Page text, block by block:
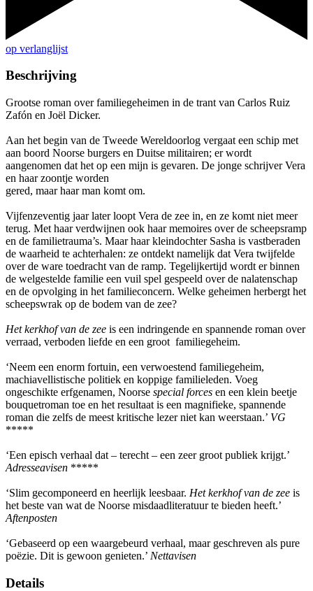
op verlanglijst
Beschrijving
Grootse roman over familiegeheimen in de trant van Carlos Ruiz
Zafón en Joël Dicker.
Aan het begin van de Tweede Wereldoorlog vergaat een schip met
aan boord Noorse burgers en Duitse militairen; er wordt
aangenomen dat het op een mijn is gevaren. De jonge schrijver Vera
en haar zoontje worden
gered, maar haar man komt om.
Vijfenzeventig jaar later loopt Vera de zee in, en ze komt niet meer
terug. Met haar verdwijnen ook haar memoires over de scheepsramp
en de familietrauma’s. Maar haar kleindochter Sasha is vastberaden
de waarheid te achterhalen: ze ontdekt namelijk dat Vera twijfelde
over de ware toedracht van de ramp. Tegelijkertijd wordt er binnen
de welgestelde familie een vuil spel gespeeld over de nalatenschap
en de opvolging in het familieconcern. Welke geheimen herbergt het
scheepswrak op de bodem van de zee?
Het kerkhof van de zee is een indringende en spannende roman over
verraad, verboden liefde en een groot familiegeheim.
‘Neem een enorm fortuin, een verwoestend familiegeheim,
machiavellistische politiek en koppige familieleden. Voeg
ongeschikte erfgenamen, Noorse special forces en een klein beetje
bouquetroman toe en het resultaat is een magnifieke, spannende
roman die zelfs de meest kritische lezer niet kan weerstaan.’ VG
*****
‘Een episch verhaal dat – terecht – een zeer groot publiek krijgt.’
Adresseavisen *****
‘Slim gecomponeerd en heerlijk leesbaar. Het kerkhof van de zee is
het beste van wat de Noorse misdaadliteratuur te bieden heeft.’
Aftenposten
‘Gebaseerd op een waargebeurd verhaal, maar geschreven als pure
poëzie. Dit is gewoon genieten.’ Nettavisen
Details